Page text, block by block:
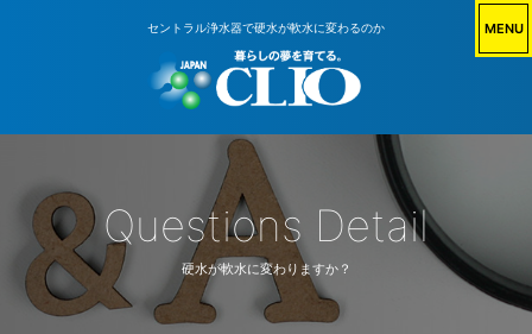
Questions Detail
硬水が軟水に変わりますか？
セントラル浄水器で硬水が軟水に変わるのか MENU